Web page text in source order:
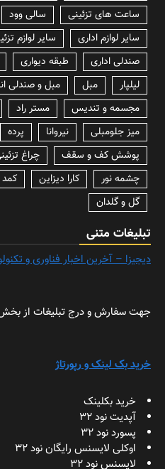
ساعت های تزئینی
سالی وود
سایر لوازم اداری
سایر لوازم
صندلی اداری
طبقه دیواری
لیلپار
مبل مبل و صندلی
مجسمه و تندیس
مستر راد
میز جلومبلی
نیروانا پرده
پوشش کف و سقف
چراغ
چشمه نور
کارا دیزاین
کمد
گل و گلدان
تبلیغات متنی
دیجیزا – آخرین اخبار فناوری و
جهت سفارش و درج تبلیغات از
خرید بک لینک و رپورتاژ
خرید بکلینک
آپدیت نود 32
پسورد نود 32
اوکلی لایسنس رایگان نود 32
لایسنس نود 32